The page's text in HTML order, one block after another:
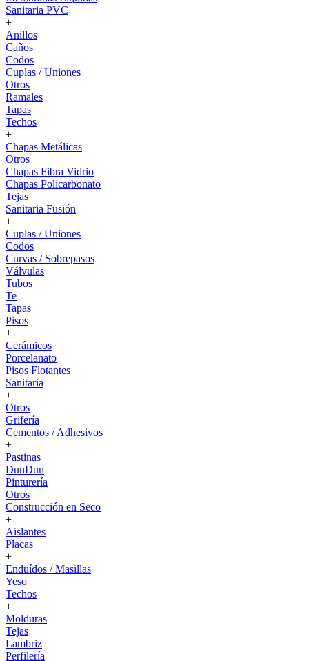
Sanitaria PVC
+
Anillos
Caños
Codos
Cuplas / Uniones
Otros
Ramales
Tapas
Techos
+
Chapas Metálicas
Otros
Chapas Fibra Vidrio
Chapas Policarbonato
Tejas
Sanitaria Fusión
+
Cuplas / Uniones
Codos
Curvas / Sobrepasos
Válvulas
Tubos
Te
Tapas
Pisos
+
Cerámicos
Porcelanato
Pisos Flotantes
Sanitaria
+
Otros
Grifería
Cementos / Adhesivos
+
Pastinas
DunDun
Pinturería
Otros
Construcción en Seco
+
Aislantes
Placas
+
Enduídos / Masillas
Yeso
Techos
+
Molduras
Tejas
Lambriz
Perfilería